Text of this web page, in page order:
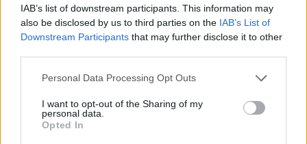
IAB’s list of downstream participants. This information may
also be disclosed by us to third parties on the IAB’s List of
Downstream Participants that may further disclose it to other
Personal Data Processing Opt Outs
I want to opt-out of the Sharing of my
personal data.
Opted In